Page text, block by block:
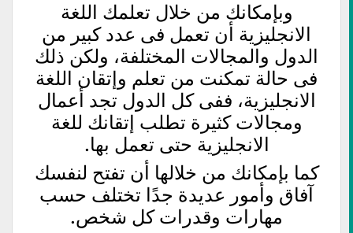
وبإمكانك من خلال تعلمك اللغة
الانجليزية أن تعمل فى عدد كبير من
الدول والمجالات المختلفة، ولكن ذلك
فى حالة تمكنت من تعلم وإتقان اللغة
الانجليزية، ففى كل الدول تجد أعمال
ومجالات كثيرة تطلب إتقانك للغة
الانجليزية حتى تعمل بها.
كما بإمكانك من خلالها أن تفتح لنفسك
آفاق وأمور عديدة جدًا تختلف حسب
مهارات وقدرات كل شخص.